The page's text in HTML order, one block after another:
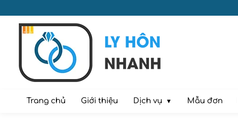
Trang chủ Giới thiệu Dịch vụ Mẫu đơn